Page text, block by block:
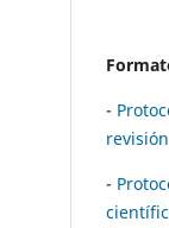
-
revisión
-